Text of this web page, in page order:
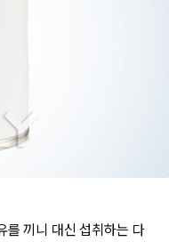
를 끼니 대신 섭취하는 다